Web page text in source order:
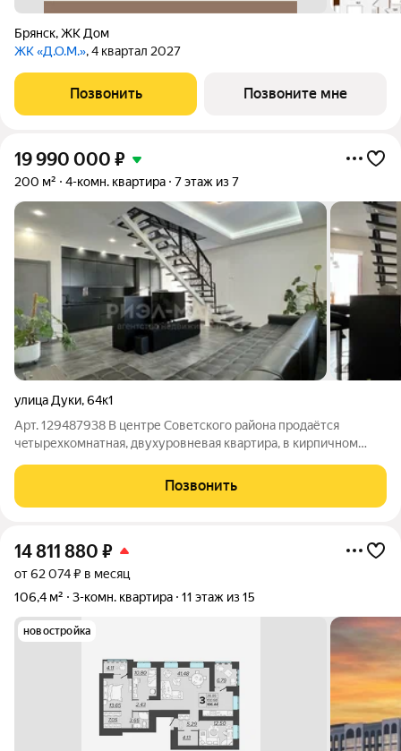
Брянск,ЖК Дом
ЖК «Д.О.М.», 4 квартал 2027
Позвонить Позвоните мне
19 990 000 ₽
200 м² 4-комн. квартира 7 этаж из 7
улица Дуки,64к1
Арт. 129487938 В центре Советского района прoдaётся
чeтыpехкомнaтнaя, двуxуpoвневая квартирa, в кирпичнoм
ул. Дуки д.64/1. - Квартира очень просторная, теплая, светлая, с
комфортной
Позвонить
14 811 880 ₽
от 62 074 ₽ в месяц
106,4 м²
3-комн. квартира 11 этаж из 15
новостройка